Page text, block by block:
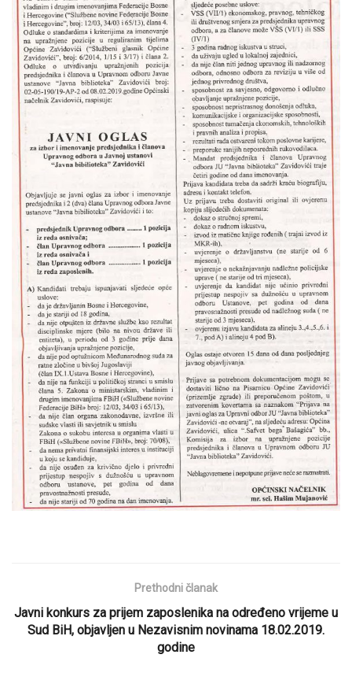
Prethodni članak
Javni konkurs za prijem zaposlenika na određeno vrijeme u
Sud BiH, objavljen u Nezavisnim novinama 18.02.2019.
godine